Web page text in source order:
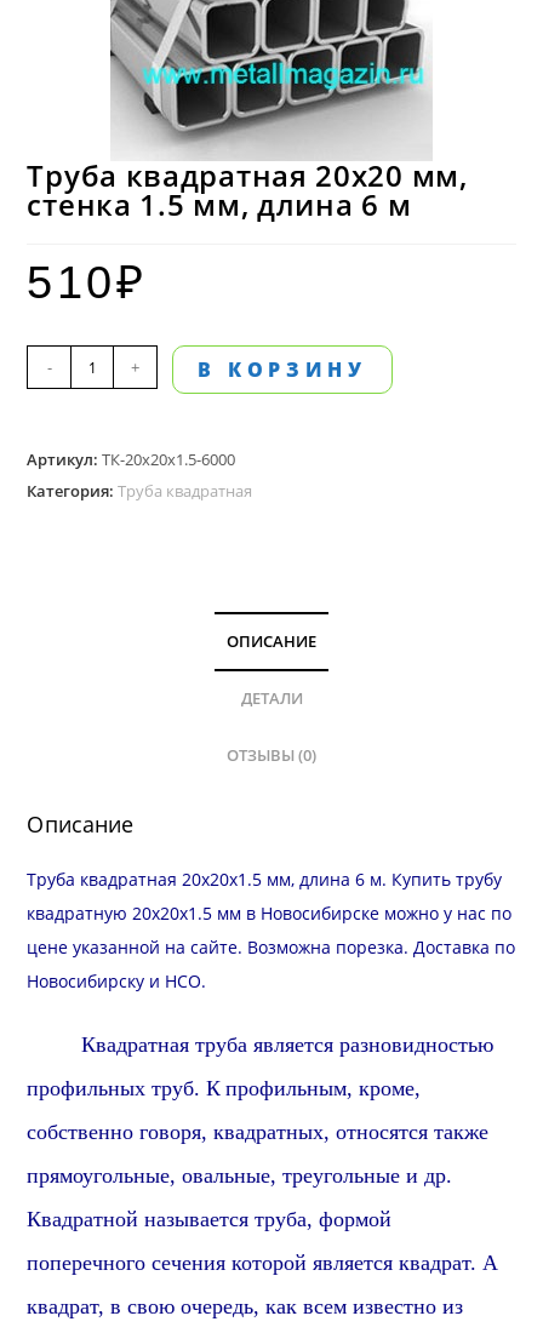
Труба квадратная 20х20 мм,
стенка 1.5 мм, длина 6 м
510₽
Количество
товара
квадратная
20х20
- + В КОРЗИНУ
Артикул:ТК-20х20х1.5-6000
Категория:Труба квадратная
ОПИСАНИЕ
ДЕТАЛИ
ОТЗЫВЫ (0)
Описание
Труба квадратная 20х20х1.5 мм, длина 6 м. Купить трубу
квадратную 20х20х1.5 мм в Новосибирске можно у нас по
цене указанной на сайте. Возможна порезка.Доставка по
Новосибирску и НСО.
Квадратная труба является разновидностью
профильных труб.К профильным, кроме,
собственно говоря, квадратных, относятся также
прямоугольные, овальные, треугольные и др.
Квадратной называется труба, формой
поперечного сечения которой является квадрат. А
квадрат, в свою очередь, как всем известно из